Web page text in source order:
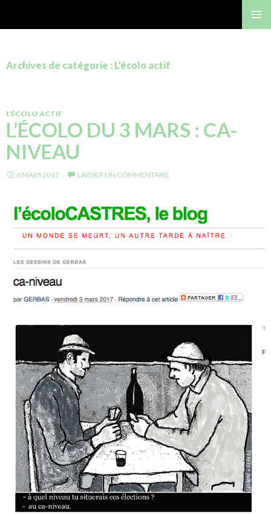
Archives de catégorie : L’écolo actif
L’ÉCOLO ACTIF
L’ÉCOLO DU 3 MARS : CA-
NIVEAU
6 MARS 2017 LAISSER UN COMMENTAIRE